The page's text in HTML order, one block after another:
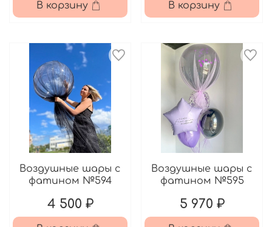
В корзину В корзину
Воздушные шары с
фатином №594
4 500 ₽
Воздушные шары с
фатином №595
5 970 ₽